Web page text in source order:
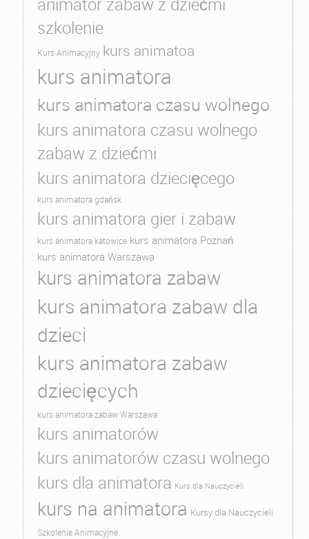
szkolenie
Kurs Animacyjny kurs animatoa
kurs animatora
kurs animatora czasu wolnego
kurs animatora czasu wolnego
zabaw z dziećmi
kurs animatora dziecięcego
kurs animatora gdańsk
kurs animatora gier i zabaw
kurs animatora katowice kurs animatora Poznań
kurs animatora Warszawa
kurs animatora zabaw
kurs animatora zabaw dla
dzieci
kurs animatora zabaw
dziecięcych
kurs animatora zabaw Warszawa
kurs animatorów
kurs animatorów czasu wolnego
kurs dla animatora Kurs dla Nauczycieli
kurs na animatora Kursy dla Nauczycieli
Szkolenie Animacyjne